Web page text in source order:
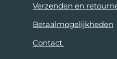
Verzenden en
Betaalmogelijkheden
Contact